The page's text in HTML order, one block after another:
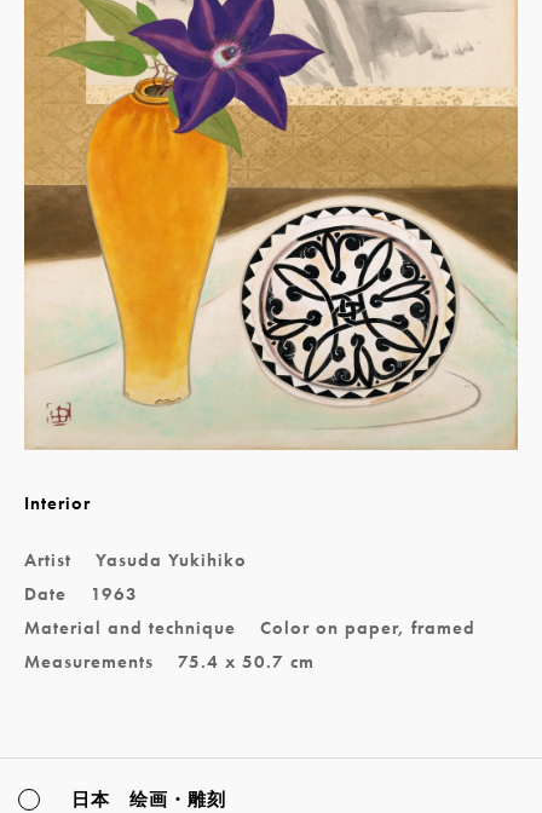
Interior
Artist
Yasuda Yukihiko
Date
1963
Material and technique
Color on paper, framed
Measurements
75.4 x 50.7 cm
日本 绘画・雕刻